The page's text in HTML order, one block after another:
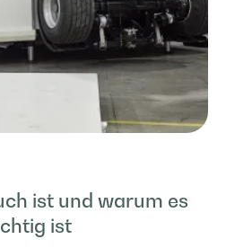
ist und warum es
ist